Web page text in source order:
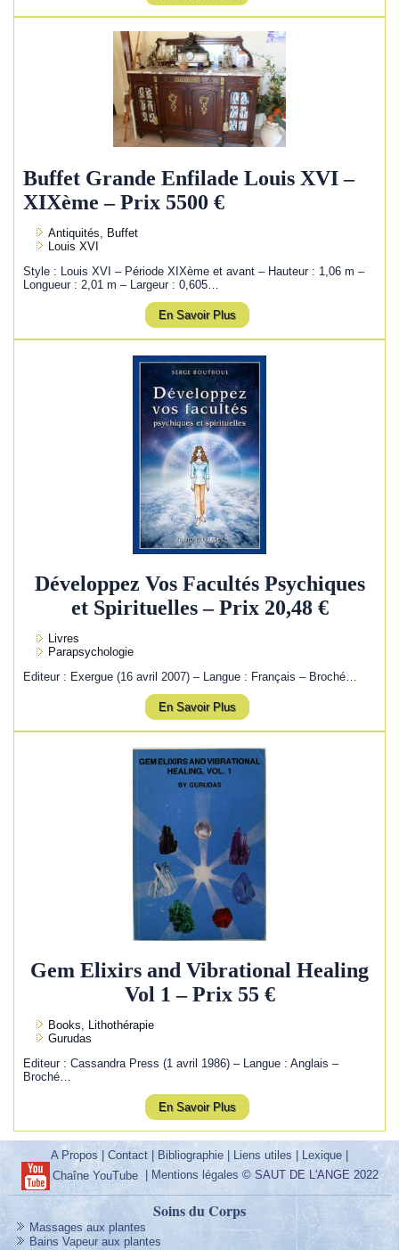
Buffet Grande Enfilade Louis XVI –
XIXème – Prix 5500 €
Antiquités, Buffet
Louis XVI
Style : Louis XVI – Période XIXème et avant – Hauteur : 1,06 m –
Longueur : 2,01 m – Largeur : 0,605…
En Savoir Plus
Développez Vos Facultés Psychiques
et Spirituelles – Prix 20,48 €
Livres
Parapsychologie
Editeur : Exergue (16 avril 2007) – Langue : Français – Broché…
En Savoir Plus
Gem Elixirs and Vibrational Healing
Vol 1 – Prix 55 €
Books, Lithothérapie
Gurudas
Editeur : Cassandra Press (1 avril 1986) – Langue : Anglais –
Broché…
En Savoir Plus
A Propos |Contact | Bibliographie | Liens utiles| Lexique |
Chaîne YouTube| Mentions légales © SAUT DE L'ANGE 2022
Soins du Corps
Massages aux plantes
Bains Vapeur aux plantes